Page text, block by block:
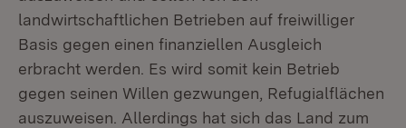
landwirtschaftlichen Betrieben auf freiwilliger
Basis gegen einen finanziellen Ausgleich
erbracht werden. Es wird somit kein Betrieb
gegen seinen Willen gezwungen, Refugialflächen
auszuweisen. Allerdings hat sich das Land zum